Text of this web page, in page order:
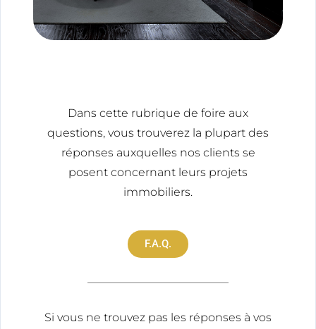
Dans cette rubrique de foire aux
questions, vous trouverez la plupart des
réponses auxquelles nos clients se
posent concernant leurs projets
immobiliers.
F.A.Q.
Si vous ne trouvez pas les réponses à vos